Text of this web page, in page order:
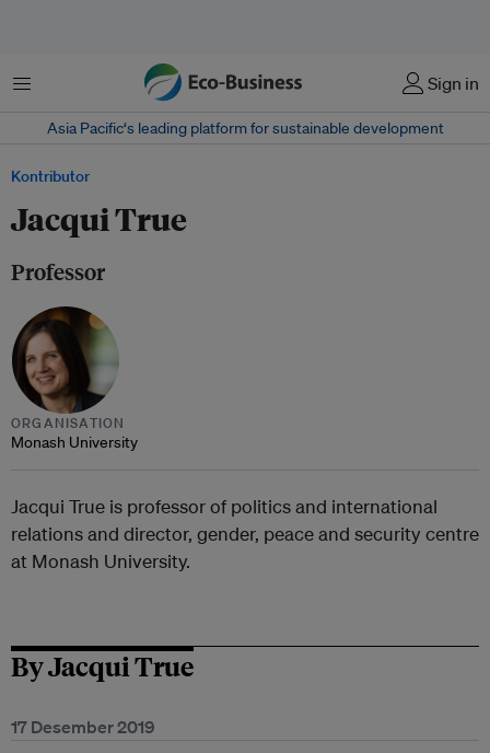
Menu Sign in
Asia Pacific‘s leading platform for sustainable development
Kontributor
Jacqui True
Professor
ORGANISATION
Monash University
Jacqui True is professor of politics and international
relations and director, gender, peace and security centre
at Monash University.
By Jacqui True
17 Desember 2019